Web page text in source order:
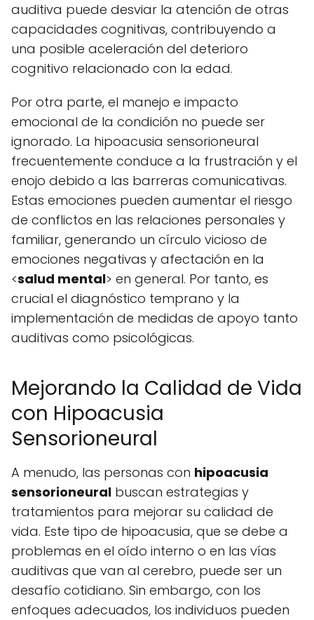
auditiva puede desviar la atención de otras
capacidades cognitivas, contribuyendo a
una posible aceleración del deterioro
cognitivo relacionado con la edad.
Por otra parte, el manejo e impacto
emocional de la condición no puede ser
ignorado. La hipoacusia sensorioneural
frecuentemente conduce a la frustración y el
enojo debido a las barreras comunicativas.
Estas emociones pueden aumentar el riesgo
de conflictos en las relaciones personales y
familiar, generando un círculo vicioso de
emociones negativas y afectación en la
<salud mental> en general. Por tanto, es
crucial el diagnóstico temprano y la
implementación de medidas de apoyo tanto
auditivas como psicológicas.
Mejorando la Calidad de Vida
con Hipoacusia
Sensorioneural
A menudo, las personas con hipoacusia
sensorioneural buscan estrategias y
tratamientos para mejorar su calidad de
vida. Este tipo de hipoacusia, que se debe a
problemas en el oído interno o en las vías
auditivas que van al cerebro, puede ser un
desafío cotidiano. Sin embargo, con los
enfoques adecuados, los individuos pueden